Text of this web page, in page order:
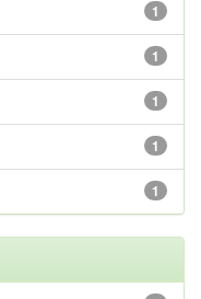
1
1
1
1
1